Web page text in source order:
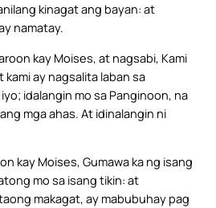
kinagat ang bayan: at
namatay.
kay Moises, at nagsabi, Kami
kami ay nagsalita laban sa
idalangin mo sa Panginoon, na
mga ahas. At idinalangin ni
kay Moises, Gumawa ka ng isang
mo sa isang tikin: at
makagat, ay mabubuhay pag